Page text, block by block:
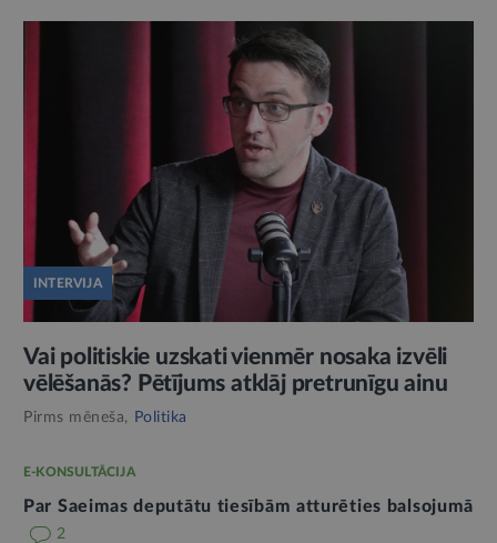
INTERVIJA
Vai politiskie uzskati vienmēr nosaka izvēli
vēlēšanās? Pētījums atklāj pretrunīgu ainu
Pirms mēneša, Politika
E-KONSULTĀCIJA
Par Saeimas deputātu tiesībām atturēties balsojumā
2